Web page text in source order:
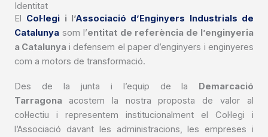
Identitat
El Col·legi i l’Associació d’Enginyers Industrials de
Catalunya som l’entitat de referència de l’enginyeria
a Catalunya i defensem el paper d’enginyers i enginyeres
com a motors de transformació.
Des de la junta i l’equip de la Demarcació
Tarragona acostem la nostra proposta de valor al
col·lectiu i representem institucionalment el Col·legi i
l’Associació davant les administracions, les empreses i